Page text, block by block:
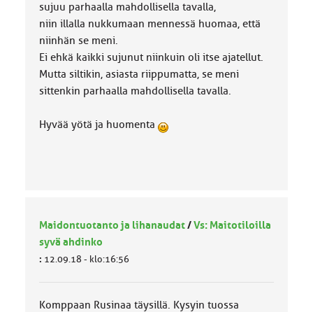
sujuu parhaalla mahdollisella tavalla,
niin illalla nukkumaan mennessä huomaa, että
niinhän se meni.
Ei ehkä kaikki sujunut niinkuin oli itse ajatellut.
Mutta siltikin, asiasta riippumatta, se meni
sittenkin parhaalla mahdollisella tavalla.
Hyvää yötä ja huomenta
Maidontuotanto ja lihanaudat/Vs: Maitotiloilla
syvä ahdinko
: 12.09.18 - klo:16:56
Komppaan Rusinaa täysillä. Kysyin tuossa